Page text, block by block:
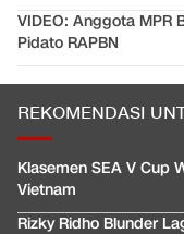
VIDEO: Anggota MPR
Pidato RAPBN
REKOMENDASI
Klasemen SEA V Cup
Vietnam
Rizky Ridho Blunder